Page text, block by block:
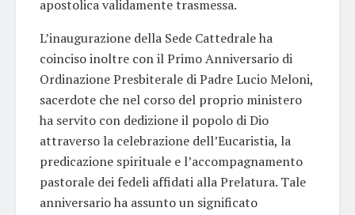
apostolica validamente trasmessa.
L’inaugurazione della Sede Cattedrale ha
coinciso inoltre con il Primo Anniversario di
Ordinazione Presbiterale di Padre Lucio Meloni,
sacerdote che nel corso del proprio ministero
ha servito con dedizione il popolo di Dio
attraverso la celebrazione dell’Eucaristia, la
predicazione spirituale e l’accompagnamento
pastorale dei fedeli affidati alla Prelatura. Tale
anniversario ha assunto un significato